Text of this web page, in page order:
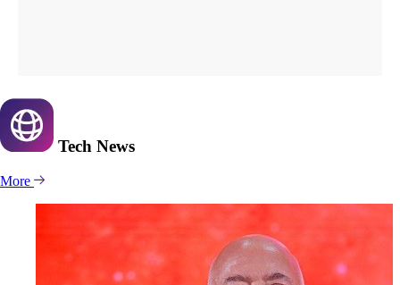
Tech News
More